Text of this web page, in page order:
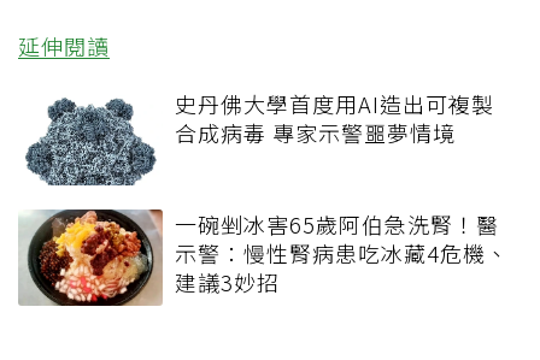
延伸閱讀
史丹佛大學首度用AI造出可複製
合成病毒 專家示警噩夢情境
一碗剉冰害65歲阿伯急洗腎！醫
示警：慢性腎病患吃冰藏4危機、
建議3妙招